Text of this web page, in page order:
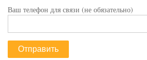
Ваш телефон для связи (не обязательно)